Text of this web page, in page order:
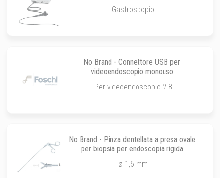
Gastroscopio
No Brand - Connettore USB per
videoendoscopio monouso
Per videoendoscopio 2.8
No Brand - Pinza dentellata a presa ovale
per biopsia per endoscopia rigida
ø 1,6 mm